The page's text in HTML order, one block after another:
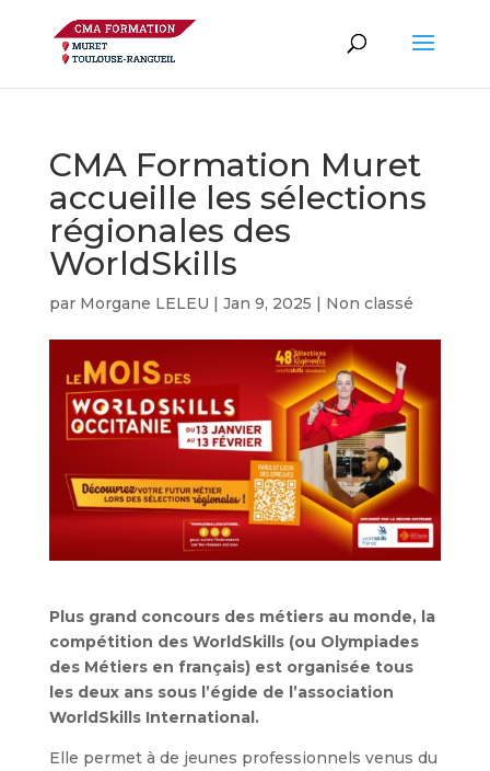
CMA Formation Muret
accueille les sélections
régionales des
WorldSkills
par Morgane LELEU | Jan 9, 2025 | Non classé
Plus grand concours des métiers au monde, la
compétition des WorldSkills (ou Olympiades
des Métiers en français) est organisée tous
les deux ans sous l’égide de l’association
WorldSkills International.
Elle permet à de jeunes professionnels venus du